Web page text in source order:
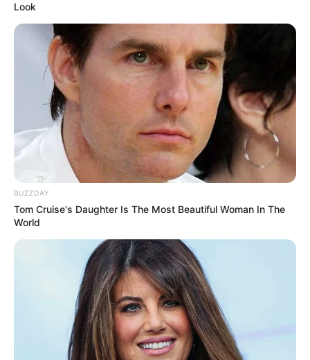
Look
BUZZDAY
Tom Cruise's Daughter Is The Most Beautiful Woman In The
World